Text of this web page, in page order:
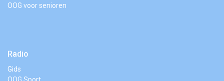
OOG voor senioren
Radio
Gids